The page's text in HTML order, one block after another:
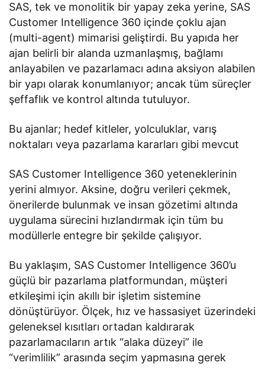
SAS, tek ve monolitik bir yapay zeka yerine, SAS
Customer Intelligence 360 içinde çoklu ajan
(multi-agent) mimarisi geliştirdi. Bu yapıda her
ajan belirli bir alanda uzmanlaşmış, bağlamı
anlayabilen ve pazarlamacı adına aksiyon alabilen
bir yapı olarak konumlanıyor; ancak tüm süreçler
şeffaflık ve kontrol altında tutuluyor.
Bu ajanlar; hedef kitleler, yolculuklar, varış
noktaları veya pazarlama kararları gibi mevcut
SAS Customer Intelligence 360 yeteneklerinin
yerini almıyor. Aksine, doğru verileri çekmek,
önerilerde bulunmak ve insan gözetimi altında
uygulama sürecini hızlandırmak için tüm bu
modüllerle entegre bir şekilde çalışıyor.
Bu yaklaşım, SAS Customer Intelligence 360’u
güçlü bir pazarlama platformundan, müşteri
etkileşimi için akıllı bir işletim sistemine
dönüştürüyor. Ölçek, hız ve hassasiyet üzerindeki
geleneksel kısıtları ortadan kaldırarak
pazarlamacıların artık “alaka düzeyi” ile
“verimlilik” arasında seçim yapmasına gerek